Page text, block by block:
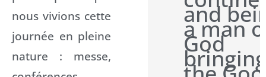
nous vivions cette
journée en pleine
nature : messe,
and
a man
God